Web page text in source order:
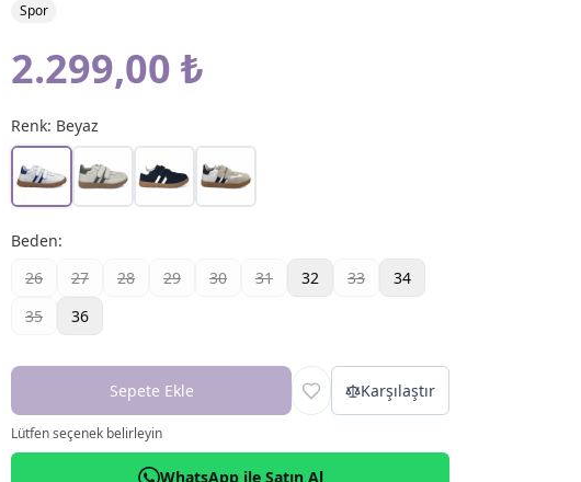
Spor
2.299,00 ₺
Renk: Beyaz
Beden:
26
27 28 29 30 31 32 33
34
35
36
Sepete Ekle Karşılaştır
Lütfen seçenek belirleyin
WhatsApp ile Satın Al